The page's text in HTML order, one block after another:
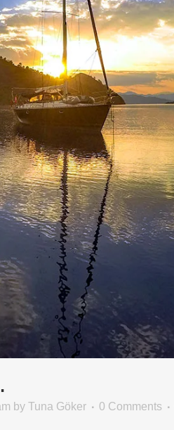
by Tuna Göker 0 Comments